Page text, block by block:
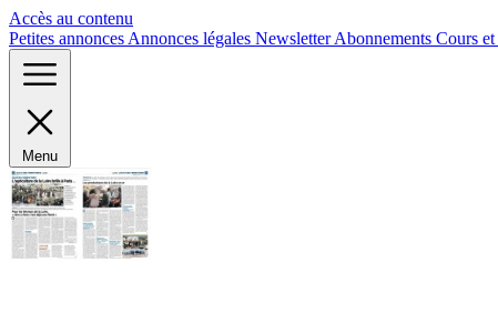
Accès au contenu
Petites annonces Annonces légales NewsletterAbonnements Cours et
Menu
Panneau de gestion des cookies